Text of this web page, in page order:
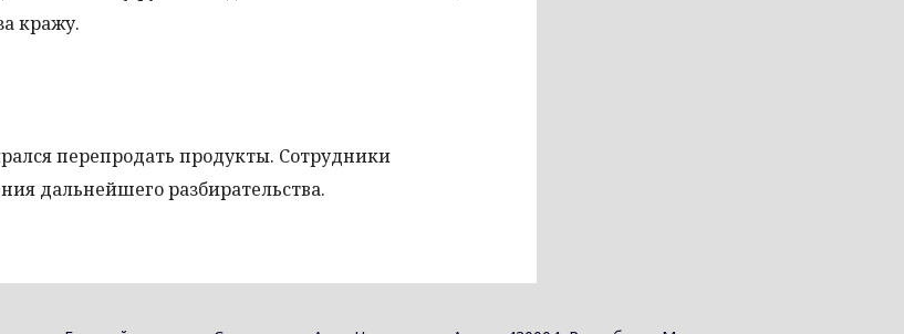
кражу.
перепродать продукты. Сотрудники
дальнейшего разбирательства.